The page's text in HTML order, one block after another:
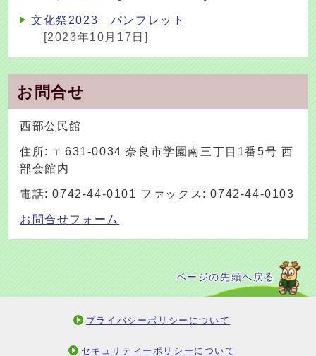
文化祭2023 パンフレット
[2023年10月17日]
お問合せ
西部公民館
住所: 〒631-0034 奈良市学園南三丁目1番5号 西
部会館内
電話: 0742-44-0101 ファックス: 0742-44-0103
お問合せフォーム
ページの先頭へ戻る
プライバシーポリシーについて
セキュリティーポリシーについて